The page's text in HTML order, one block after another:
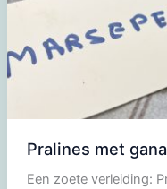
Pralines met
Een zoete verleiding: